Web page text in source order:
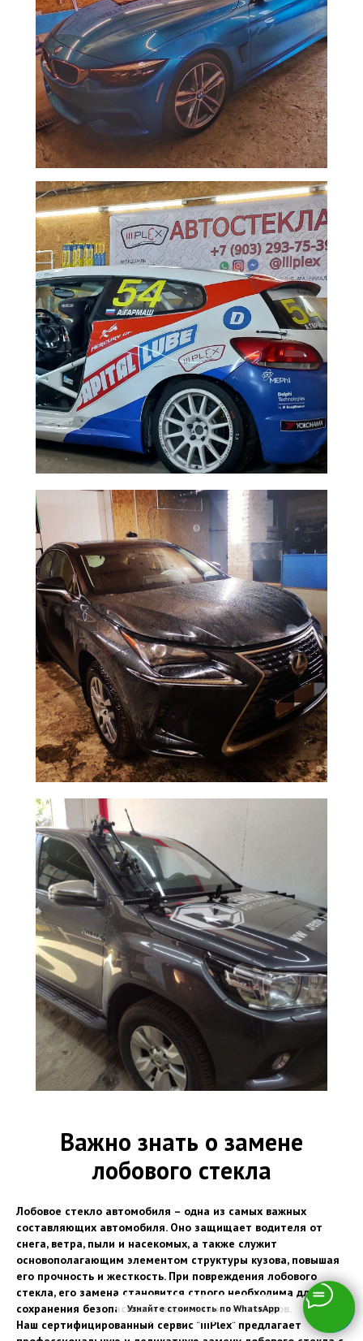
Узнайте стоимость по WhatsApp
Важно знать о замене
лобового стекла
Лобовое стекло автомобиля – одна из самых важных
составляющих автомобиля. Оно защищает водителя от
снега, ветра, пыли и насекомых, а также служит
основополагающим элементом структуры кузова, повышая
его прочность и жесткость. При повреждения лобового
стекла, его замена становится строго необходима для
сохранения безопасности водителя и пассажиров.
Наш сертифицированный сервис "iiiPlex" предлагает